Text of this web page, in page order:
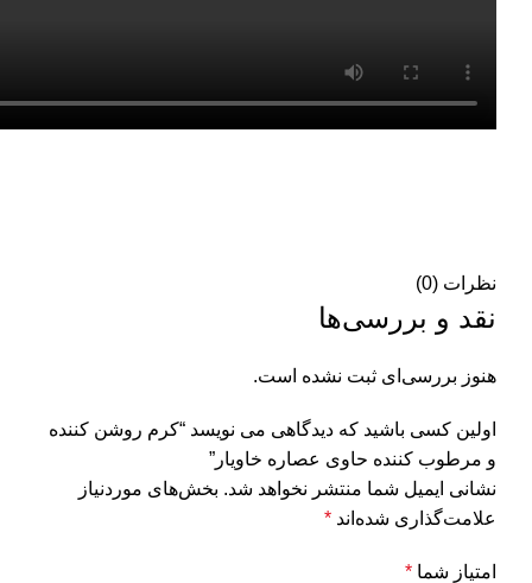
نظرات (0)
نقد و بررسی‌ها
هنوز بررسی‌ای ثبت نشده است.
اولین کسی باشید که دیدگاهی می نویسد “کرم روشن کننده
و مرطوب کننده حاوی عصاره خاویار”
نشانی ایمیل شما منتشر نخواهد شد. بخش‌های موردنیاز
علامت‌گذاری شده‌اند *
امتیاز شما *